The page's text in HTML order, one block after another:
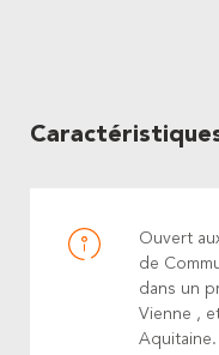
Ouvert
de
dans un
Vienne ,
Aquitaine.